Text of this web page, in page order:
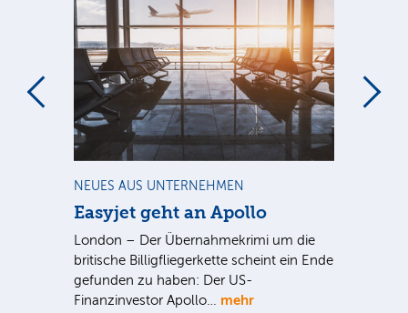
NEUES AUS UNTERNEHMEN
Easyjet geht an Apollo
London – Der Übernahmekrimi um die
britische Billigfliegerkette scheint ein Ende
gefunden zu haben: Der US-
Finanzinvestor Apollo… mehr